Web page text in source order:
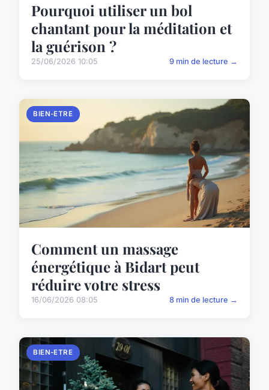
Pourquoi utiliser un bol
chantant pour la méditation et
la guérison ?
25/06/2026 10:05 9 min de lecture →
BIEN-ETRE
Comment un massage
énergétique à Bidart peut
réduire votre stress
16/06/2026 08:05 8 min de lecture →
BIEN-ETRE